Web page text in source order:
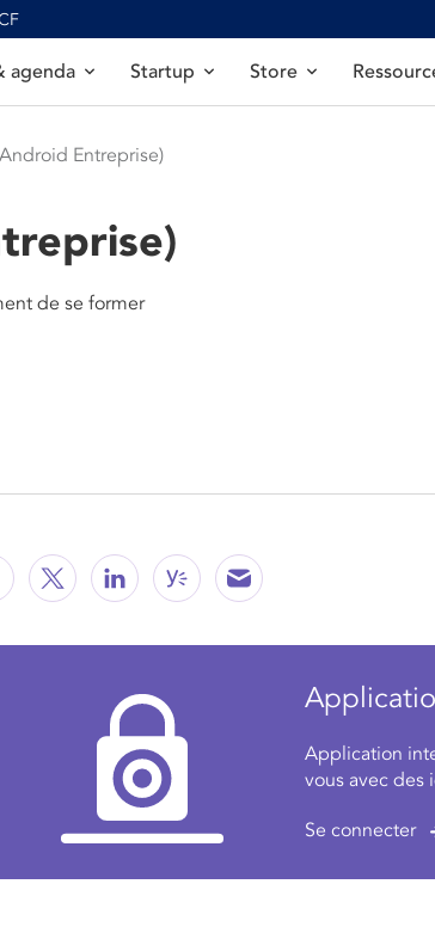
agenda Startup Store
Entreprise)
de se former
Application
vous avec des
Se connecter